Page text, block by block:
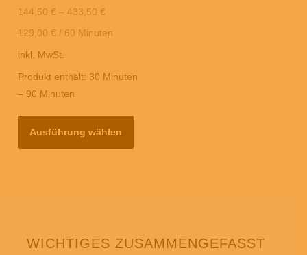
144,50 € – 433,50 €
129,00 € / 60 Minuten
inkl. MwSt.
Produkt enthält: 30 Minuten
– 90 Minuten
Ausführung wählen
Dieses
weist
Optionen
WICHTIGES ZUSAMMENGEFASST